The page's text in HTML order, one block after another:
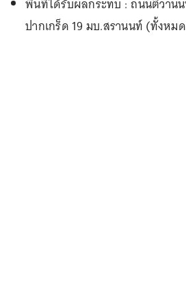
พื้นที่ได้รับผลกระทบ : ถนนติวาน
ปากเกร็ด 19 มบ.สรานนท์ (ทั้งหม